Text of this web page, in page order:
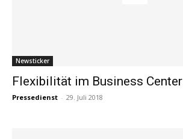
Newsticker
Flexibilität im Business Center
Pressedienst - 29. Juli 2018